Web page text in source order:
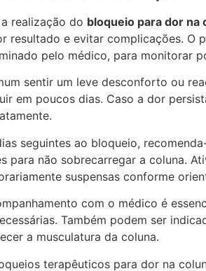
realização do bloqueio para dor na
resultado e evitar complicações. O
pelo médico, para monitorar
sentir um leve desconforto ou
em poucos dias. Caso a dor
seguintes ao bloqueio,
para não sobrecarregar a coluna.
suspensas conforme
com o médico é
Também podem ser
a musculatura da coluna.
terapêuticos para dor na